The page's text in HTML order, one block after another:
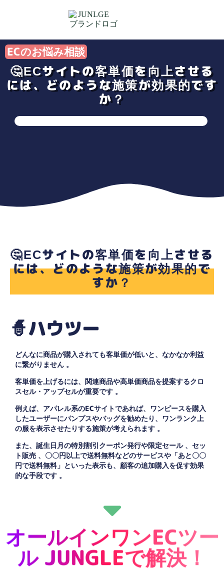
ECのお悩み相談
🤔ECサイトの客単価を向上させる
には、どのような施策が効果的です
か？
🤔ECサイトの客単価を向上させる
には、どのような施策が効果的で
すか？
🧙ハウツー
どんなに商品が購入されても客単価が低いと、なかなか利益
に繋がりません 。
客単価を上げるには、関連商品や高単価商品を提案するクロ
スセル・アップセルが重要です 。
例えば、アパレル系のECサイトであれば、ワンピースを購入
したユーザーにパンプスやバッグを勧めたり、ワンランク上
の服を表示させたりする施策が考えられます 。
また、誕生日月の特別割引クーポン発行や限定セール 、セッ
ト販売 、〇〇円以上で送料無料などのサービスや「あと〇〇
円で送料無料」といった表示も、顧客の追加購入を促す効果
的な手段です 。
オールインワンECツー
ル JUNGLEで解決！